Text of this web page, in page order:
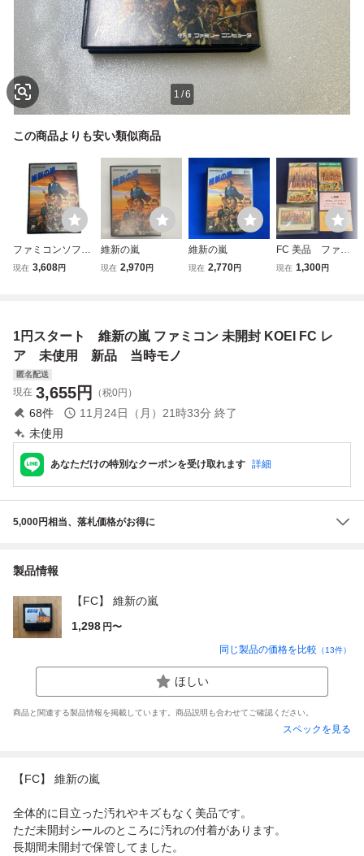
1 /6
この商品よりも安い類似商品
ファミコンソフト
維新の嵐
現在 3,608円
維新の嵐
現在 2,970円
維新の嵐
現在 2,770円
FC 美品 ファミ
コンウォーズ 箱
現在 1,300円
1円スタート 維新の嵐 ファミコン 未開封 KOEI FC レ
ア 未使用 新品 当時モノ
匿名配送
現在 3,655円 （税0円）
68件 11月24日（月）21時33分 終了
未使用
あなただけの特別なクーポンを受け取れます 詳細
5,000円相当、落札価格がお得に
製品情報
【FC】 維新の嵐
1,298 円〜
同じ製品の価格を比較 （13件）
ほしい
商品と関連する製品情報を掲載しています。商品説明も合わせてご確認ください。
スペックを見る
【FC】 維新の嵐
全体的に目立った汚れやキズもなく美品です。
ただ未開封シールのところに汚れの付着があります。
長期間未開封で保管してました。